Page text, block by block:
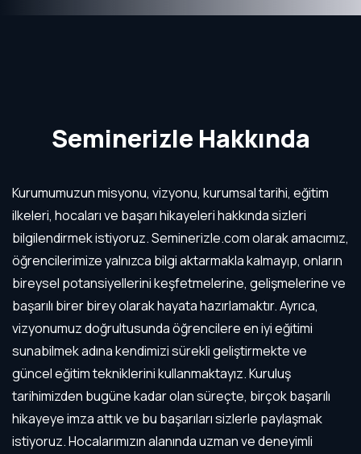
Seminerizle Hakkında
Kurumumuzun misyonu, vizyonu, kurumsal tarihi, eğitim
ilkeleri, hocaları ve başarı hikayeleri hakkında sizleri
bilgilendirmek istiyoruz. Seminerizle.com olarak amacımız,
öğrencilerimize yalnızca bilgi aktarmakla kalmayıp, onların
bireysel potansiyellerini keşfetmelerine, gelişmelerine ve
başarılı birer birey olarak hayata hazırlamaktır. Ayrıca,
vizyonumuz doğrultusunda öğrencilere en iyi eğitimi
sunabilmek adına kendimizi sürekli geliştirmekte ve
güncel eğitim tekniklerini kullanmaktayız. Kuruluş
tarihimizden bugüne kadar olan süreçte, birçok başarılı
hikayeye imza attık ve bu başarıları sizlerle paylaşmak
istiyoruz. Hocalarımızın alanında uzman ve deneyimli